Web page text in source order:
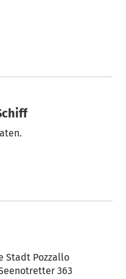
Stadt Pozzallo
363